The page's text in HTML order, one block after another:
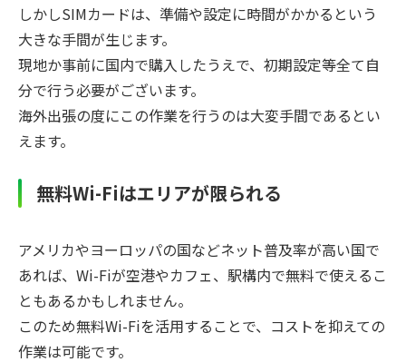
しかしSIMカードは、準備や設定に時間がかかるという
大きな手間が生じます。
現地か事前に国内で購入したうえで、初期設定等全て自
分で行う必要がございます。
海外出張の度にこの作業を行うのは大変手間であるとい
えます。
無料Wi-Fiはエリアが限られる
アメリカやヨーロッパの国などネット普及率が高い国で
あれば、Wi-Fiが空港やカフェ、駅構内で無料で使えるこ
ともあるかもしれません。
このため無料Wi-Fiを活用することで、コストを抑えての
作業は可能です。